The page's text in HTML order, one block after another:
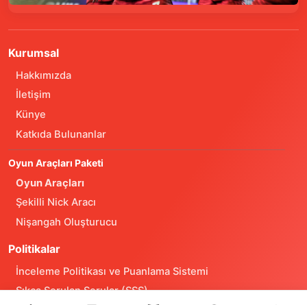
Kurumsal
Hakkımızda
İletişim
Künye
Katkıda Bulunanlar
Oyun Araçları Paketi
Oyun Araçları
Şekilli Nick Aracı
Nişangah Oluşturucu
Politikalar
İnceleme Politikası ve Puanlama Sistemi
Sıkça Sorulan Sorular (SSS)